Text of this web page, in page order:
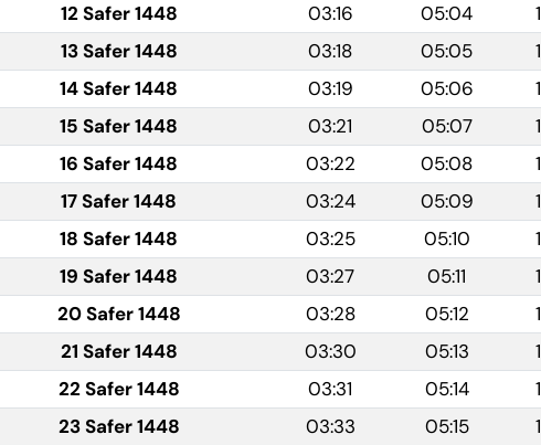
12 Safer 1448 03:16 05:04
13 Safer 1448 03:18 05:05
14 Safer 1448 03:19 05:06
15 Safer 1448 03:21 05:07
16 Safer 1448 03:22 05:08
17 Safer 1448 03:24 05:09
18 Safer 1448 03:25 05:10
19 Safer 1448 03:27 05:11
20 Safer 1448 03:28 05:12
21 Safer 1448 03:30 05:13
22 Safer 1448 03:31 05:14
23 Safer 1448 03:33 05:15